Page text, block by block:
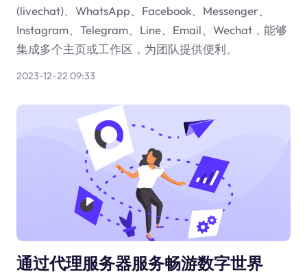
(livechat)、WhatsApp、Facebook、Messenger、
Instagram、Telegram、Line、Email、Wechat，能够
集成多个主页或工作区，为团队提供便利。
2023-12-22 09:33
通过代理服务器服务畅游数字世界